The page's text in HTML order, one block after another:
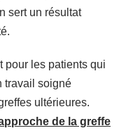
sert un résultat
pour les patients qui
travail soigné
ultérieures.
de la greffe